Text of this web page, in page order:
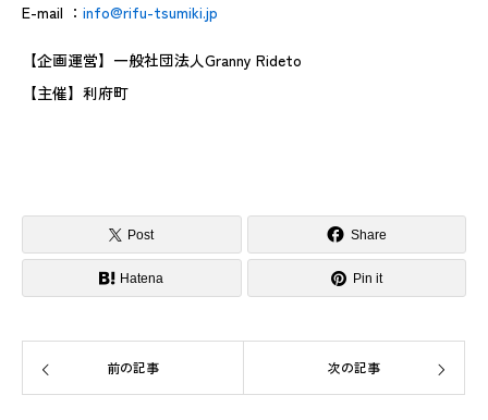
E-mail ： info@rifu-tsumiki.jp
【企画運営】一般社団法人Granny Rideto
【主催】利府町
Post Share
Hatena Pin it
前の記事 次の記事